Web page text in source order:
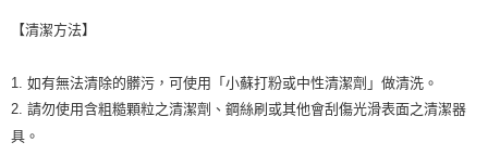
【清潔方法】
1. 如有無法清除的髒污，可使用「小蘇打粉或中性清潔劑」做清洗。
2. 請勿使用含粗糙顆粒之清潔劑、鋼絲刷或其他會刮傷光滑表面之清潔器
具。